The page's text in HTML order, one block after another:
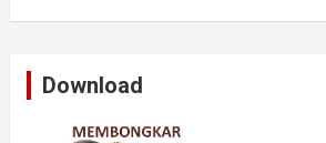
Download